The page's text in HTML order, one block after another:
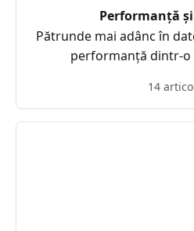
Performanță
Pătrunde mai adânc în
performanță dintr-
14